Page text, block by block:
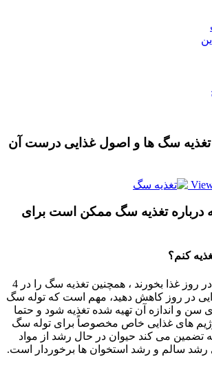
تغذیه سگ ها و اصول غذایی درست آن
درباره تغذیه سگ ممکن است برای
کنم؟
توله سگ ها باید 4بار در روز غذا بخورند ، همچنین تغذیه سگ را در 4
وعده غذایی در روز کاهش دهید، مهم است که توله سگ
سن و اندازه آن تهیه شده تغذیه شود و حتما
های غذایی خاص مخصوصاً برای توله سگ
تضمین می کند حیوان در حال رشد از مواد
رشد سالم و رشد استخوان ها برخوردار است.